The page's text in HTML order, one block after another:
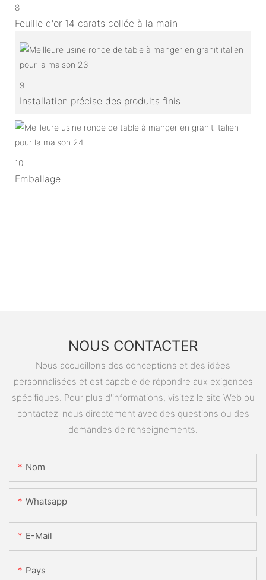
8
Feuille d'or 14 carats collée à la main
9
Installation précise des produits finis
10
Emballage
NOUS CONTACTER
Nous accueillons des conceptions et des idées
personnalisées et est capable de répondre aux exigences
spécifiques. Pour plus d'informations, visitez le site Web ou
contactez-nous directement avec des questions ou des
demandes de renseignements.
Nom
Whatsapp
E-Mail
Pays